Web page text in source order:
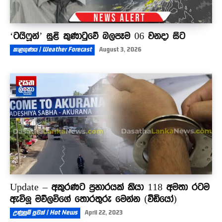
‘ටයිෆූන්’ සුළි කුණාටුවේ බලපෑම 06 වනදා සිට
කාළගුණය | Weather Forecast August 3, 2026
Update – අකුරණට ප්‍රහාරයක් කියා 118 අමතා රටම
ඇවිලූ මව්ලවිගේ තොරතුරු මෙන්න (වීඩියෝ)
උණුසුම් පුවත් | Hot News April 22, 2023